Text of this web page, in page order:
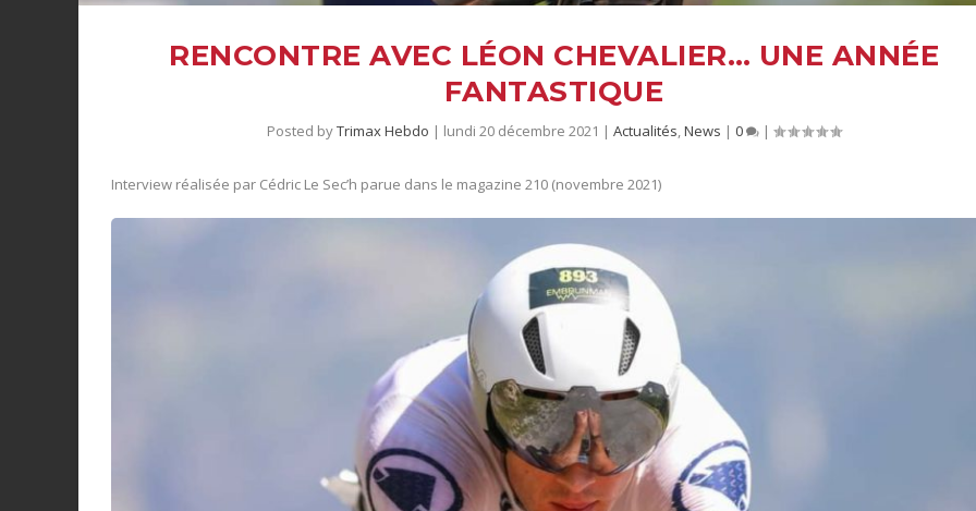
RENCONTRE AVEC LÉON CHEVALIER… UNE ANNÉE
FANTASTIQUE
Posted byTrimax Hebdo | lundi 20 décembre 2021 |Actualités,News |0 |
Interview réalisée par Cédric Le Sec’h parue dans le magazine 210 (novembre 2021)